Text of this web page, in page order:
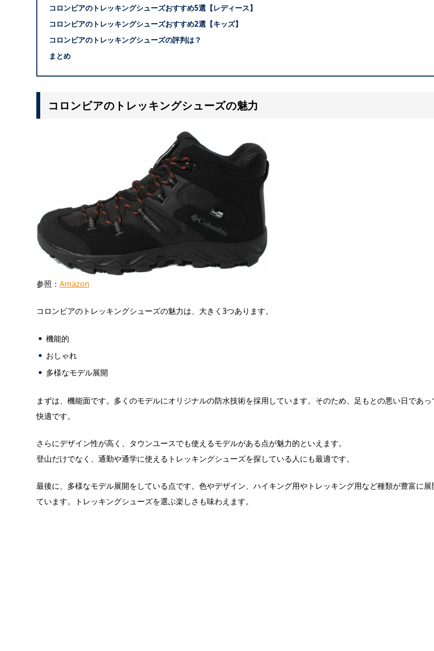
コロンビアのトレッキングシューズおすすめ5選【レディース】
コロンビアのトレッキングシューズおすすめ2選【キッズ】
コロンビアのトレッキングシューズの評判は？
まとめ
コロンビアのトレッキングシューズの魅力
参照： Amazon
コロンビアのトレッキングシューズの魅力は、大きく3つあります。
機能的
おしゃれ
多様なモデル展開
まずは、機能面です。多くのモデルにオリジナルの防水技術を採用しています。そのため、足もとの悪い日であっ
快適です。
さらにデザイン性が高く、タウンユースでも使えるモデルがある点が魅力的といえます。
登山だけでなく、通勤や通学に使えるトレッキングシューズを探している人にも最適です。
最後に、多様なモデル展開をしている点です。色やデザイン、ハイキング用やトレッキング用など種類が豊富に展
ています。トレッキングシューズを選ぶ楽しさも味わえます。